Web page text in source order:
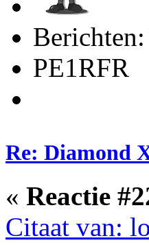
PE1RFR
Re: Diamond
« Reactie
Citaat van: